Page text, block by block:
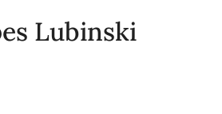
Lubinski